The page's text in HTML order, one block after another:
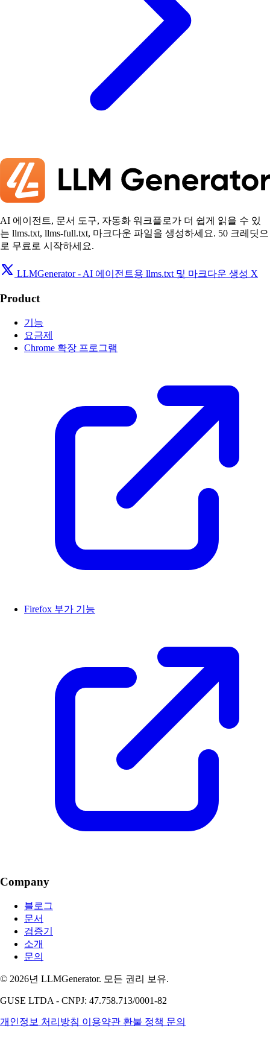
AI 에이전트, 문서 도구, 자동화 워크플로가 더 쉽게 읽을 수 있
는 llms.txt, llms-full.txt, 마크다운 파일을 생성하세요. 50 크레딧으
로 무료로 시작하세요.
LLMGenerator - AI 에이전트용 llms.txt 및 마크다운 생성 X
Product
기능
요금제
Chrome 확장 프로그램
Firefox 부가 기능
Company
블로그
문서
검증기
소개
문의
© 2026년 LLMGenerator. 모든 권리 보유.
GUSE LTDA - CNPJ: 47.758.713/0001-82
개인정보 처리방침 이용약관 환불 정책 문의